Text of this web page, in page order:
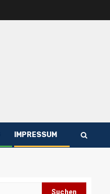
IMPRESSUM